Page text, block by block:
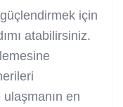
güçlendirmek için
atabilirsiniz.
en